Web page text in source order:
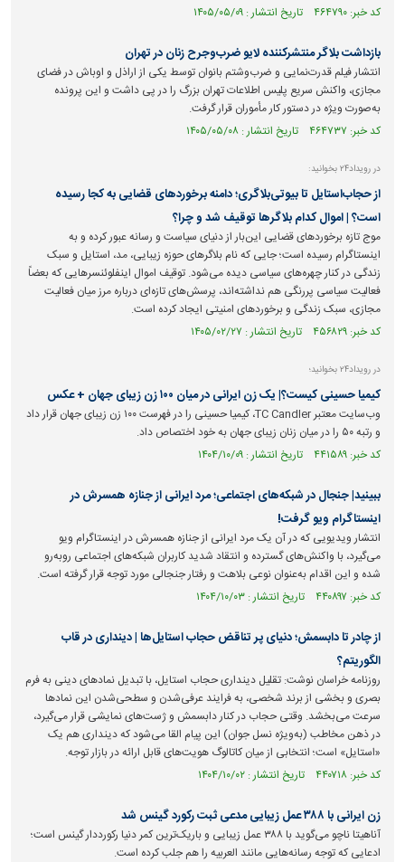
کد خبر: ۴۶۴۷۹۰ تاریخ انتشار : ۱۴۰۵/۰۵/۰۹
بازداشت بلاگر منتشرکننده لایو ضرب‌وجرح زنان در تهران
انتشار فیلم قدرت‌نمایی و ضرب‌وشتم بانوان توسط یکی از اراذل و اوباش در فضای
مجازی، واکنش سریع پلیس اطلاعات تهران بزرگ را در پی داشت و این پرونده
به‌صورت ویژه در دستور کار مأموران قرار گرفت.
کد خبر: ۴۶۴۷۳۷ تاریخ انتشار : ۱۴۰۵/۰۵/۰۸
در رویداد۲۴ بخوانید:
از حجاب‌استایل تا بیوتی‌بلاگری؛ دامنه برخورد‌های قضایی به کجا رسیده
است؟ | اموال کدام بلاگر‌ها توقیف شد و چرا؟
موج تازه برخورد‌های قضایی این‌بار از دنیای سیاست و رسانه عبور کرده و به
اینستاگرام رسیده است؛ جایی که نام بلاگر‌های حوزه زیبایی، مد، استایل و سبک
زندگی در کنار چهره‌های سیاسی دیده می‌شود. توقیف اموال اینفلوئنسر‌هایی که بعضاً
فعالیت سیاسی پررنگی هم نداشته‌اند، پرسش‌های تازه‌ای درباره مرز میان فعالیت
مجازی، سبک زندگی و برخورد‌های امنیتی ایجاد کرده است.
کد خبر: ۴۵۶۸۲۹ تاریخ انتشار : ۱۴۰۵/۰۲/۲۷
در رویداد۲۴ بخوانید؛
کیمیا حسینی کیست؟| یک زن ایرانی در میان ۱۰۰ زن زیبای جهان + عکس
وب‌سایت معتبر TC Candler، کیمیا حسینی را در فهرست ۱۰۰ زن زیبای جهان قرار داد
و رتبه ۵۰ را در میان زنان زیبای جهان به خود اختصاص داد.
کد خبر: ۴۴۱۵۸۹ تاریخ انتشار : ۱۴۰۴/۱۰/۰۹
ببینید| جنجال در شبکه‌های اجتماعی؛ مرد ایرانی از جنازه همسرش در
اینستاگرام ویو گرفت!
انتشار ویدیویی که در آن یک مرد ایرانی از جنازه همسرش در اینستاگرام ویو
می‌گیرد، با واکنش‌های گسترده و انتقاد شدید کاربران شبکه‌های اجتماعی روبه‌رو
شده و این اقدام به‌عنوان نوعی بلاهت و رفتار جنجالی مورد توجه قرار گرفته است.
کد خبر: ۴۴۰۸۹۷ تاریخ انتشار : ۱۴۰۴/۱۰/۰۳
از چادر تا دابسمش؛ دنیای پر تناقض حجاب استایل‌ها | دینداری در قاب
الگوریتم؟
روزنامه خراسان نوشت: تقلیل دینداری حجاب استایل، با تبدیل نماد‌های دینی به فرم
بصری و بخشی از برند شخصی، به فرایند عرفی‌شدن و سطحی‌شدن این نماد‌ها
سرعت می‌بخشد. وقتی حجاب در کنار دابسمش و ژست‌های نمایشی قرار می‌گیرد،
در ذهن مخاطب (به‌ویژه نسل جوان) این پیام القا می‌شود که دینداری هم یک
«استایل» است؛ انتخابی از میان کاتالوگ هویت‌های قابل ارائه در بازار توجه.
کد خبر: ۴۴۰۷۱۸ تاریخ انتشار : ۱۴۰۴/۱۰/۰۲
زن ایرانی با ۳۸۸ عمل زیبایی مدعی ثبت رکورد گینس شد
آناهیتا ناچو می‌گوید با ۳۸۸ عمل زیبایی و باریک‌ترین کمر دنیا رکورددار گینس است؛
ادعایی که توجه رسانه‌هایی مانند العربیه را هم جلب کرده است.